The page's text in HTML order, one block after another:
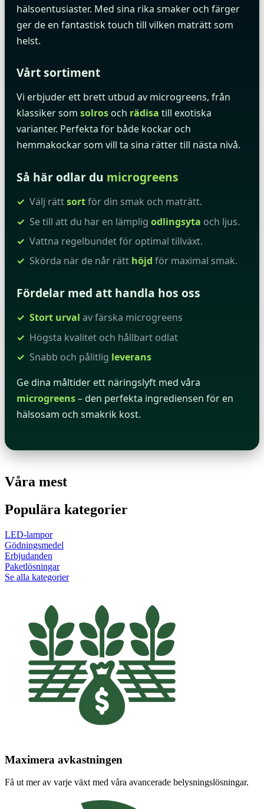
hälsoentusiaster. Med sina rika smaker och färger
ger de en fantastisk touch till vilken maträtt som
helst.
Vårt sortiment
Vi erbjuder ett brett utbud av microgreens, från
klassiker som solros och rädisa till exotiska
varianter. Perfekta för både kockar och
hemmakockar som vill ta sina rätter till nästa nivå.
Så här odlar du microgreens
Välj rättsortför din smak och maträtt.
Se till att du har en lämpligodlingsyta och ljus.
Vattna regelbundet för optimal tillväxt.
Skörda när de når rätt höjd för maximal smak.
Fördelar med att handla hos oss
Stort urval av färska microgreens
Högsta kvalitet och hållbart odlat
Snabb och pålitlig leverans
Ge dina måltider ett näringslyft med våra
microgreens– den perfekta ingrediensen för en
hälsosam och smakrik kost.
Våra mest
Populära kategorier
LED-lampor
Gödningsmedel
Erbjudanden
Paketlösningar
Se alla kategorier
Maximera avkastningen
Få ut mer av varje växt med våra avancerade belysningslösningar.